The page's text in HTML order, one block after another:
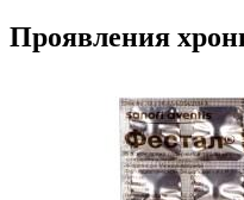
Проявления